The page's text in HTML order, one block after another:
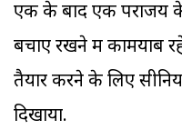
एक के बाद एक पराजय के
बचाए रखने में कामयाब
तैयार करने के लिए
दिखाया.